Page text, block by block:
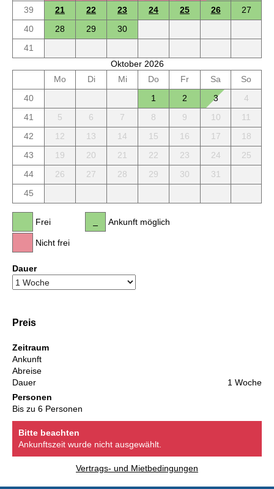
39
21 22 23 24 25 26
27
40
28 29
30
41
Oktober 2026
Mo
Di Mi Do Fr Sa
So
40
1 2 3
4
41
5 6 7 8 9 10
11
42
12 13 14 15 16 17
18
43
19 20 21 22 23 24
25
44
26 27 28 29 30
31
45
Frei
Nicht frei
Ankunft möglich
Dauer
Preis
Zeitraum
Ankunft
Abreise
Dauer
1 Woche
Personen
Bis zu 6 Personen
Bitte beachten
Ankunftszeit wurde nicht ausgewählt.
Vertrags- und Mietbedingungen